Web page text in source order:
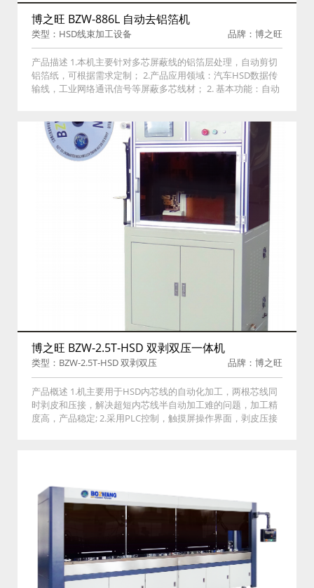
博之旺 BZW-886L 自动去铝箔机
类型：HSD线束加工设备 品牌：博之旺
产品描述 1.本机主要针对多芯屏蔽线的铝箔层处理，自动剪切
铝箔纸，可根据需求定制； 2.产品应用领域：汽车HSD数据传
输线，工业网络通讯信号等屏蔽多芯线材； 2. 基本功能：自动
式。 4. 特点：本机采用全伺服动力系统，独特的铝箔剪切机构
（发明专利），加工精度高 性能稳定。
博之旺 BZW-2.5T-HSD 双剥双压一体机
类型：BZW-2.5T-HSD 双剥双压
一体机
品牌：博之旺
产品概述 1.机主要用于HSD内芯线的自动化加工，两根芯线同
时剥皮和压接，解决超短内芯线半自动加工难的问题，加工精
度高，产品稳定; 2.采用PLC控制，触摸屏操作界面，剥皮压接